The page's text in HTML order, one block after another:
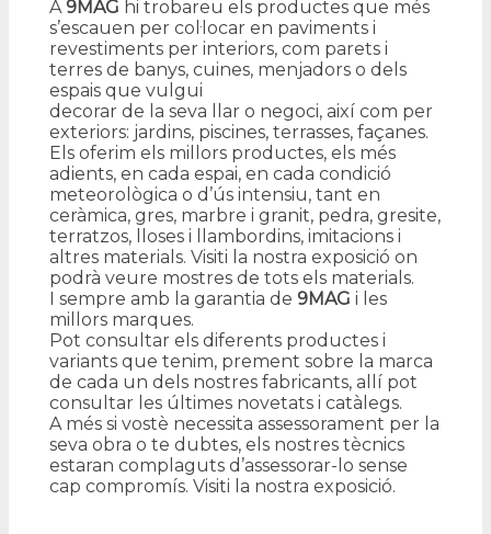
A9MAG hi trobareu els productes que més
s’escauen per col·locar en paviments i
revestiments per interiors, com parets i
terres de banys, cuines, menjadors o dels
espais que vulgui
decorar de la seva llar o negoci, així com per
exteriors: jardins, piscines, terrasses, façanes.
Els oferim els millors productes, els més
adients, en cada espai, en cada condició
meteorològica o d’ús intensiu, tant en
ceràmica, gres, marbre i granit, pedra, gresite,
terratzos, lloses i llambordins, imitacions i
altres materials. Visiti la nostra exposició on
podrà veure mostres de tots els materials.
I sempre amb la garantia de 9MAG i les
millors marques.
Pot consultar els diferents productes i
variants que tenim, prement sobre la marca
de cada un dels nostres fabricants, allí pot
consultar les últimes novetats i catàlegs.
A més si vostè necessita assessorament per la
seva obra o te dubtes, els nostres tècnics
estaran complaguts d’assessorar-lo sense
cap compromís. Visiti la nostra exposició.